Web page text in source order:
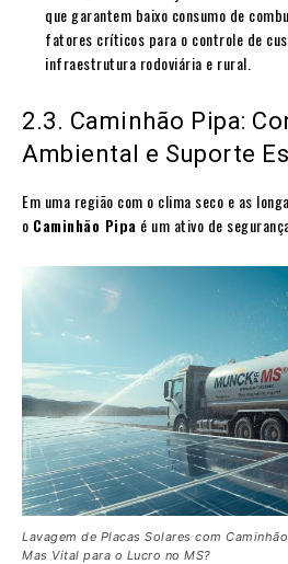
que garantem baixo consumo de
fatores críticos para o controle de
infraestrutura rodoviária e rural.
2.3. Caminhão Pipa:
Ambiental e Suporte
Em uma região com o clima seco e as
o Caminhão Pipa é um ativo de
Lavagem de Placas Solares com
Mas Vital para o Lucro no MS?